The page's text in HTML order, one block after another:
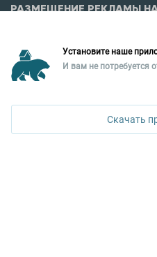
РАЗМЕЩЕНИЕ РЕКЛАМЫ
Уральская палата
ул. Горького, 65, 0 подъезд, 3
Установите наше
И вам не потребуется
Скачать